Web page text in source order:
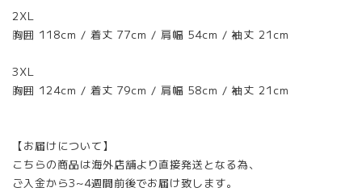
2XL
胸囲 118cm / 着丈 77cm / 肩幅 54cm / 袖丈 21cm
3XL
胸囲 124cm / 着丈 79cm / 肩幅 58cm / 袖丈 21cm
【お届けについて】
こちらの商品は海外店舗より直接発送となる為、
ご入金から3~4週間前後でお届け致します。